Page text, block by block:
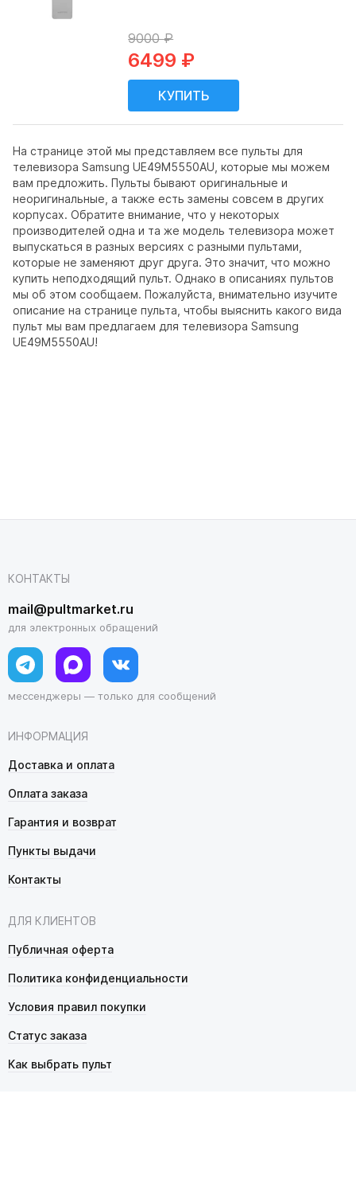
На странице этой мы представляем все пульты для
телевизора Samsung UE49M5550AU, которые мы можем
вам предложить. Пульты бывают оригинальные и
неоригинальные, а также есть замены совсем в других
корпусах. Обратите внимание, что у некоторых
производителей одна и та же модель телевизора может
выпускаться в разных версиях с разными пультами,
которые не заменяют друг друга. Это значит, что можно
купить неподходящий пульт. Однако в описаниях пультов
мы об этом сообщаем. Пожалуйста, внимательно изучите
описание на странице пульта, чтобы выяснить какого вида
пульт мы вам предлагаем для телевизора Samsung
UE49M5550AU!
9000 ₽
6499 ₽
ИНФОРМАЦИЯ
Доставка и оплата
Оплата заказа
Гарантия и возврат
Пункты выдачи
Контакты
ДЛЯ КЛИЕНТОВ
Публичная оферта
Политика конфиденциальности
Условия правил покупки
Статус заказа
Как выбрать пульт
КОНТАКТЫ
mail@pultmarket.ru
для электронных обращений
мессенджеры — только для сообщений